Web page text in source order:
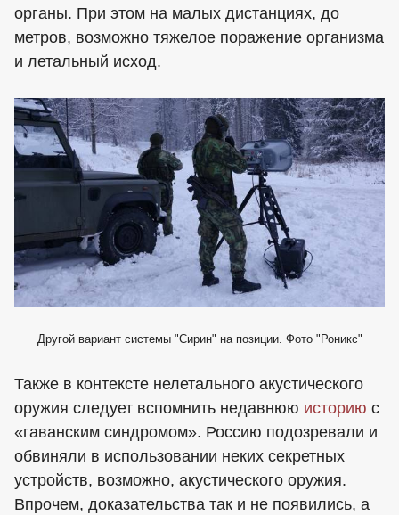
органы. При этом на малых дистанциях, до
метров, возможно тяжелое поражение организма
и летальный исход.
Другой вариант системы "Сирин" на позиции. Фото "Роникс"
Также в контексте нелетального акустического
оружия следует вспомнить недавнюю историю с
«гаванским синдромом». Россию подозревали и
обвиняли в использовании неких секретных
устройств, возможно, акустического оружия.
Впрочем, доказательства так и не появились, а